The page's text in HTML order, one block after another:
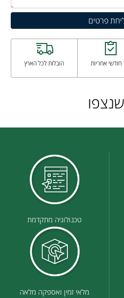
הובלות לכל הארץ
טכנולוגיה מתקדמת
מלאי זמין ואספקה מלאה